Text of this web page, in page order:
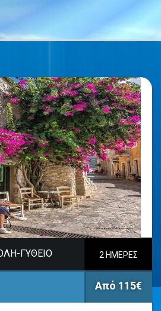
ΓΥΘΕΙΟ 2 ΗΜΈΡΕΣ
Από 115€